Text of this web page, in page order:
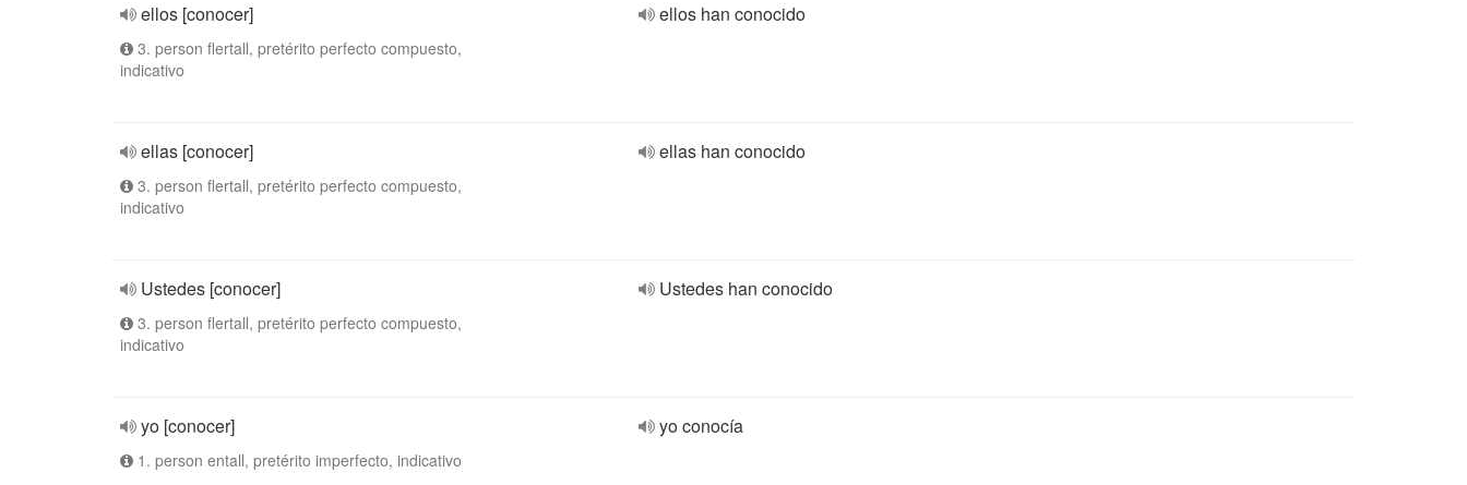
ellos [conocer]
3. person flertall, pretérito perfecto compuesto,
indicativo
ellos han conocido
ellas [conocer]
3. person flertall, pretérito perfecto compuesto,
indicativo
ellas han conocido
Ustedes [conocer]
3. person flertall, pretérito perfecto compuesto,
indicativo
Ustedes han conocido
yo [conocer]
1. person entall, pretérito imperfecto, indicativo
yo conocía